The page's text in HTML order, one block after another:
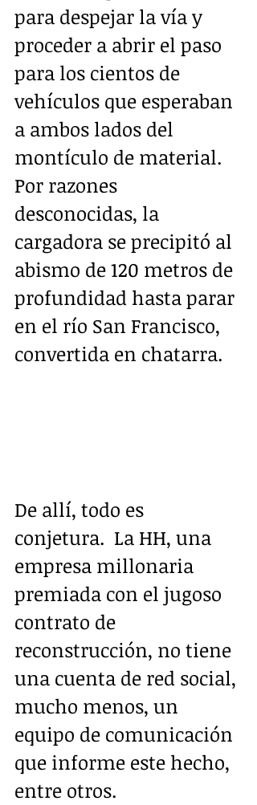
para despejar la vía y
proceder a abrir el paso
para los cientos de
vehículos que esperaban
a ambos lados del
montículo de material.
Por razones
desconocidas, la
cargadora se precipitó al
abismo de 120 metros de
profundidad hasta parar
en el río San Francisco,
convertida en chatarra.
De allí, todo es
conjetura.  La HH, una
empresa millonaria
premiada con el jugoso
contrato de
reconstrucción, no tiene
una cuenta de red social,
mucho menos, un
equipo de comunicación
que informe este hecho,
entre otros.